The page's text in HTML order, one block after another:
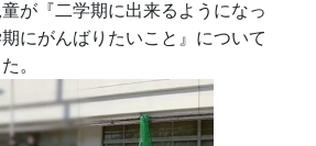
が『二学期に出来るようになっ
にがんばりたいこと』について
。